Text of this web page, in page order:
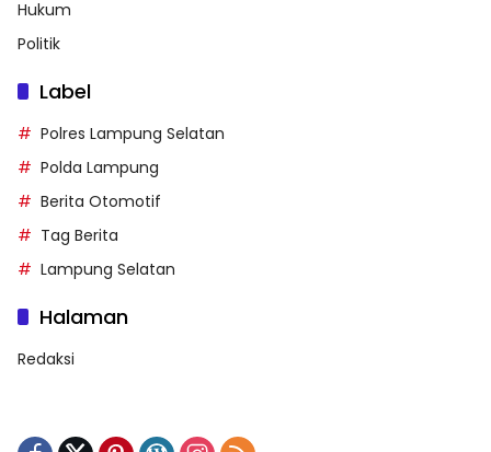
Hukum
Politik
Label
Polres Lampung Selatan
Polda Lampung
Berita Otomotif
Tag Berita
Lampung Selatan
Halaman
Redaksi